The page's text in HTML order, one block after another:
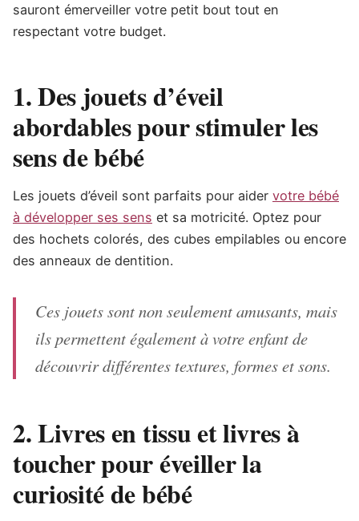
sauront émerveiller votre petit bout tout en
respectant votre budget.
1. Des jouets d’éveil
abordables pour stimuler les
sens de bébé
Les jouets d’éveil sont parfaits pour aider votre bébé
à développer ses sens et sa motricité. Optez pour
des hochets colorés, des cubes empilables ou encore
des anneaux de dentition.
Ces jouets sont non seulement amusants, mais
ils permettent également à votre enfant de
découvrir différentes textures, formes et sons.
2. Livres en tissu et livres à
toucher pour éveiller la
curiosité de bébé